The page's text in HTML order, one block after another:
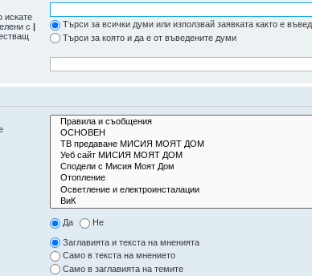
искате
с |
Търси за всички думи или използвай заявката както е
Търси за която и да е от въведените думи
Да Не
Заглавията и текста на мненията
Само в текста на мнението
Само в заглавията на темите